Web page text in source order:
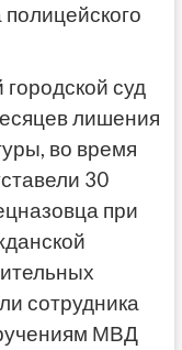
суд
лишения
во время
30
при
сотрудника
МВД